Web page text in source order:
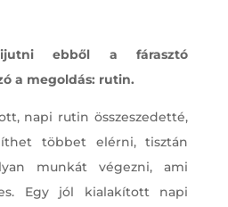
ebből a fárasztó
a megoldás: rutin.
napi rutin összeszedetté,
többet elérni, tisztán
munkát végezni, ami
Egy jól kialakított napi